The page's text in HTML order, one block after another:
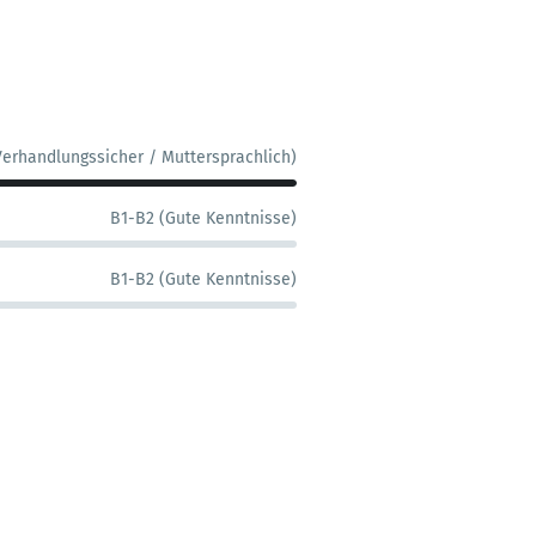
/ Muttersprachlich)
B1-B2 (Gute Kenntnisse)
B1-B2 (Gute Kenntnisse)